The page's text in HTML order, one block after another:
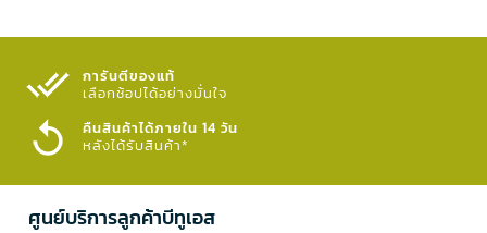
การันตีของแท้
เลือกช้อปได้อย่างมั่นใจ​
คืนสินค้าได้ภายใน 14 วัน
หลังได้รับสินค้า*
ศูนย์บริการลูกค้าบีทูเอส